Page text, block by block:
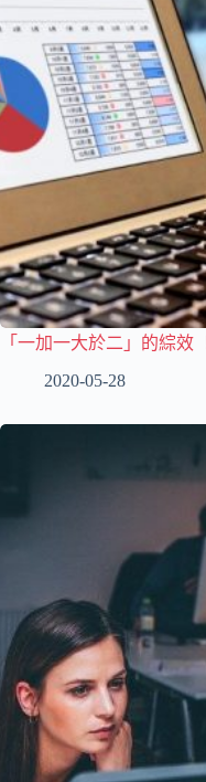
「一加一大於二」的綜效
2020-05-28